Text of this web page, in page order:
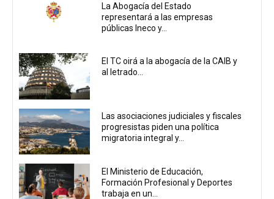
La Abogacía del Estado
representará a las empresas
públicas Ineco y...
El TC oirá a la abogacía de la CAIB y
al letrado...
Las asociaciones judiciales y fiscales
progresistas piden una política
migratoria integral y...
El Ministerio de Educación,
Formación Profesional y Deportes
trabaja en un...